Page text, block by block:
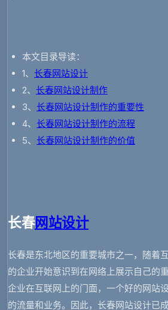
本文目录导读：
1、 长春网站设计
2、 长春网站设计制作
3、 长春网站设计制作的重要性
4、 长春网站设计制作的流程
5、 长春网站设计制作的价值
长春网站设计
长春是东北地区的重要城市之一，随着
的企业开始意识到在网络上展示自己的
企业在互联网上的门面，一个好的网站
的流量和业务。因此，长春网站设计已